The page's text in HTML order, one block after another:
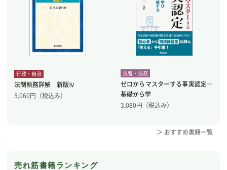
行政・自治
法制執務詳解 新版Ⅳ
5,060円（税込み）
法曹・法務
ゼロからマスターする事実認定―
基礎から学
3,080円（税込み）
＞ おすすめ書籍一覧
売れ筋書籍ランキング